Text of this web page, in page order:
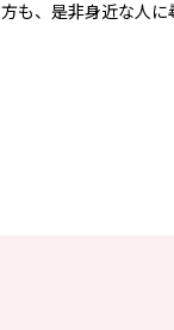
、是非身近な人に